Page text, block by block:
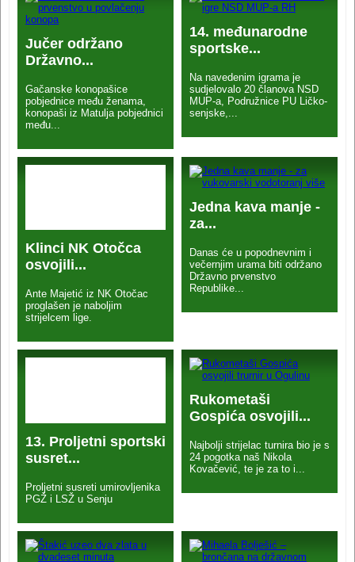
Jučer održano
Državno...
Gačanske konopašice
pobjednice među ženama,
konopaši iz Matulja pobjednici
među...
14. međunarodne
sportske...
Na navedenim igrama je
sudjelovalo 20 članova NSD
MUP-a, Podružnice PU Ličko-
senjske,...
Klinci NK Otočca
osvojili...
Ante Majetić iz NK Otočac
proglašen je naboljim
strijelcem lige.
Jedna kava manje -
za...
Danas će u popodnevnim i
večernjim urama biti održano
Državno prvenstvo
Republike...
13. Proljetni sportski
susret...
Proljetni susreti umirovljenika
PGŽ i LSŽ u Senju
Rukometaši
Gospića osvojili...
Najbolji strijelac turnira bio je s
24 pogotka naš Nikola
Kovačević, te je za to i...